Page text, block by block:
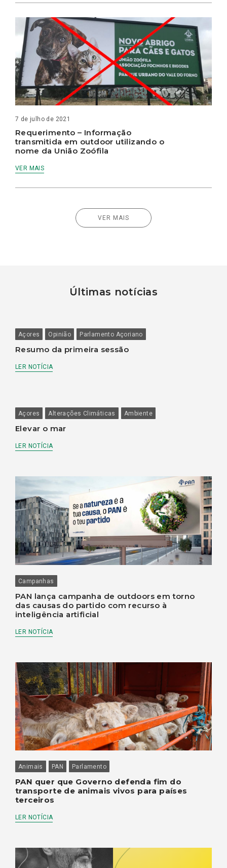
7 de julho de 2021
Requerimento – Informação
transmitida em outdoor utilizando o
nome da União Zoófila
VER MAIS
VER MAIS
Últimas notícias
Açores Opinião Parlamento Açoriano
Resumo da primeira sessão
LER NOTÍCIA
Açores Alterações Climáticas Ambiente
Elevar o mar
LER NOTÍCIA
Campanhas
PAN lança campanha de outdoors em torno
das causas do partido com recurso à
inteligência artificial
LER NOTÍCIA
Animais PAN Parlamento
PAN quer que Governo defenda fim do
transporte de animais vivos para países
terceiros
LER NOTÍCIA